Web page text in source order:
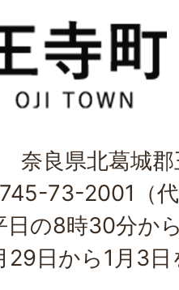
良県北葛城郡
73-2001（
の8時30分か
29日から1月3